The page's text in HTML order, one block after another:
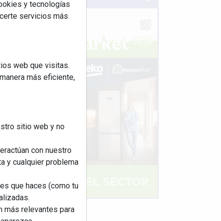
y tecnologías
servicios más
web que visitas.
más eficiente,
sitio web y no
con nuestro
y cualquier problema
que haces (como tu
más relevantes para